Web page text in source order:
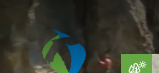
Przejdź do menu.
Przejdź do wyszukiwarki.
Przejdź do treści.
Przejdź do ustawień wielkości czcionki.
Włącz wersję kontrastową strony.